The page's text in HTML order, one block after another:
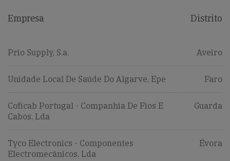
Empresa Distrito
Prio Supply, S.a. Aveiro
Unidade Local De Saúde Do Algarve, Epe Faro
Coficab Portugal - Companhia De Fios E
Cabos, Lda
Guarda
Tyco Electronics - Componentes
Electromecânicos, Lda
Évora